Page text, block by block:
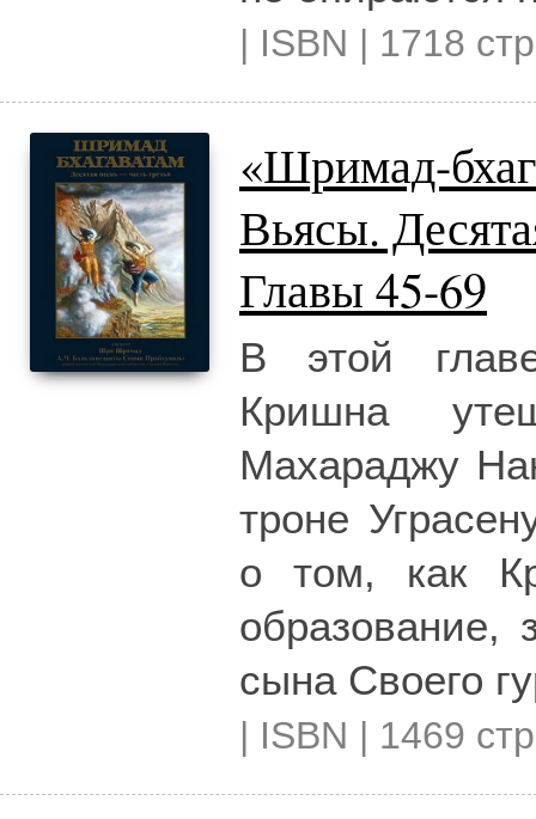
| ISBN | 1718
«Шримад-
Вьясы.
Главы 45-69
В этой
Кришна
Махараджу
троне
о том, как
образование,
сына Своего
| ISBN | 1469